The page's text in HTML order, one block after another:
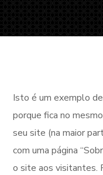
Isto é um exemplo
porque fica no
seu site (na maior
com uma página
o site aos visitantes.